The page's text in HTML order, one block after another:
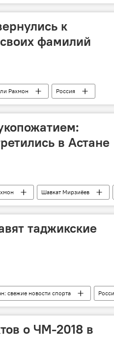
переговоры Астана
к
фамилий
Рахмон Россия
в Астане
Шавкат Мирзиёев
таджикские
свежие новости спорта
ФИФА
о ЧМ-2018 в